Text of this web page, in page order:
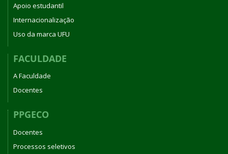
Apoio estudantil
Internacionalização
Uso da marca UFU
FACULDADE
A Faculdade
Docentes
PPGECO
Docentes
Processos seletivos